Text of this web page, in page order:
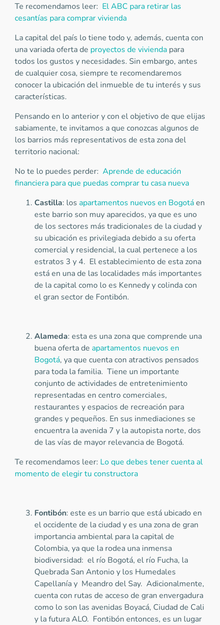
Te recomendamos leer: El ABC para retirar las
cesantías para comprar vivienda
La capital del país lo tiene todo y, además, cuenta con
una variada oferta de proyectos de vivienda para
todos los gustos y necesidades. Sin embargo, antes
de cualquier cosa, siempre te recomendaremos
conocer la ubicación del inmueble de tu interés y sus
características.
Pensando en lo anterior y con el objetivo de que elijas
sabiamente, te invitamos a que conozcas algunos de
los barrios más representativos de esta zona del
territorio nacional:
No te lo puedes perder: Aprende de educación
financiera para que puedas comprar tu casa nueva
Castilla: los apartamentos nuevos en Bogotáen
este barrio son muy aparecidos, ya que es uno
de los sectores más tradicionales de la ciudad y
su ubicación es privilegiada debido a su oferta
comercial y residencial, la cual pertenece a los
estratos 3 y 4. El establecimiento de esta zona
está en una de las localidades más importantes
de la capital como lo es Kennedy y colinda con
el gran sector de Fontibón.
Alameda: esta es una zona que comprende una
buena oferta de apartamentos nuevos en
Bogotá, ya que cuenta con atractivos pensados
para toda la familia. Tiene un importante
conjunto de actividades de entretenimiento
representadas en centro comerciales,
restaurantes y espacios de recreación para
grandes y pequeños. En sus inmediaciones se
encuentra la avenida 7 y la autopista norte, dos
de las vías de mayor relevancia de Bogotá.
Te recomendamos leer: Lo que debes tener cuenta al
momento de elegir tu constructora
Fontibón: este es un barrio que está ubicado en
el occidente de la ciudad y es una zona de gran
importancia ambiental para la capital de
Colombia, ya que la rodea una inmensa
biodiversidad: el río Bogotá, el río Fucha, la
Quebrada San Antonio y los Humedales
Capellanía y Meandro del Say. Adicionalmente,
cuenta con rutas de acceso de gran envergadura
como lo son las avenidas Boyacá, Ciudad de Cali
y la futura ALO. Fontibón entonces, es un lugar